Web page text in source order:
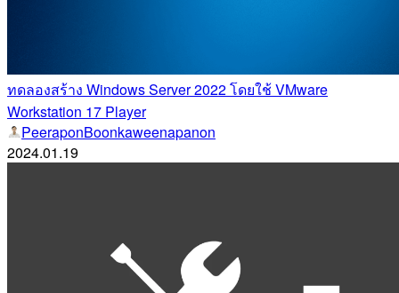
ทดลองสร้าง Windows Server 2022 โดยใช้ VMware
Workstation 17 Player
PeeraponBoonkaweenapanon
2024.01.19